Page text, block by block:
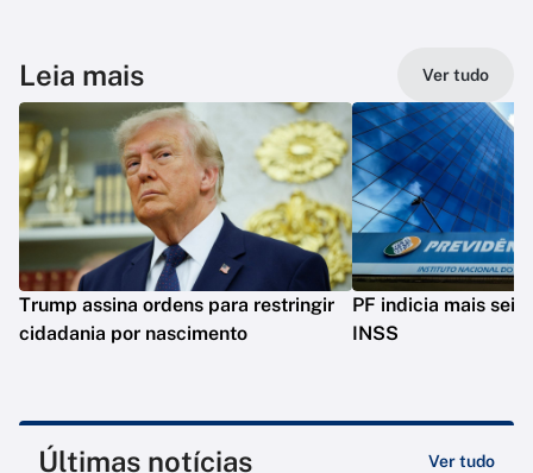
Leia mais Ver tudo
Trump assina ordens para restringir
cidadania por nascimento
PF indicia mais seis
INSS
Últimas notícias Ver tudo